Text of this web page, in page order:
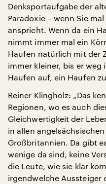
Denksportaufgabe der
Paradoxie – wenn Sie
anspricht. Wenn da ein
nimmt immer mal ein
Haufen natürlich mit der
immer kleiner, bis er
Haufen auf, ein Haufen
Reiner Klingholz: „Das
Regionen, wo es auch
Gleichwertigkeit der
in allen
Großbritannien. Da gibt
wenige da sind, keine
die Leute, wie sie klar
irgendwelche Aussteiger